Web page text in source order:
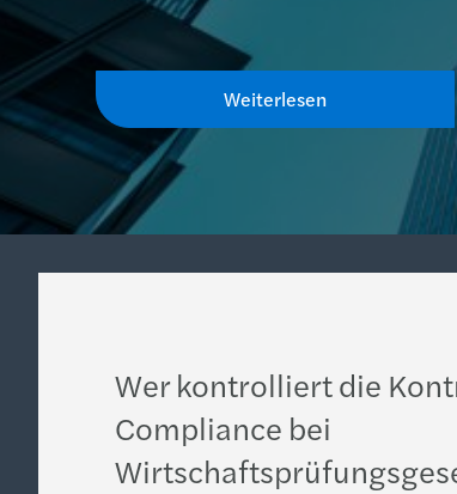
Weiterlesen
Wer kontrolliert die
Compliance bei